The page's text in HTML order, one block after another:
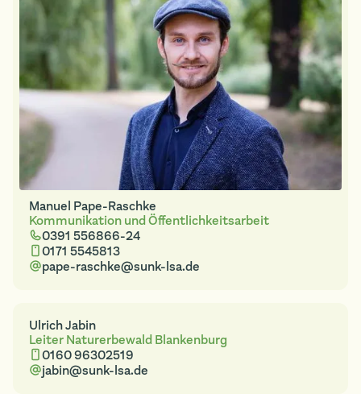
Manuel Pape-Raschke
Kommunikation und Öffentlichkeitsarbeit
0391 556866-24
0171 5545813
pape-raschke@sunk-lsa.de
Ulrich Jabin
Leiter Naturerbewald Blankenburg
0160 96302519
jabin@sunk-lsa.de